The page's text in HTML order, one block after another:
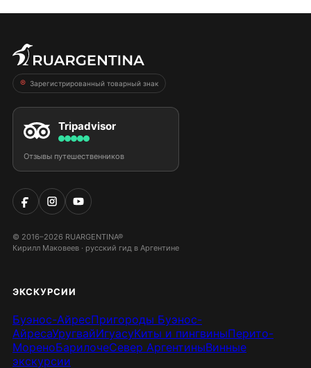
Зарегистрированный товарный знак
Tripadvisor
Отзывы путешественников
© 2016–2026 RUARGENTINA®
Кирилл Маковеев · русский гид в Аргентине
ЭКСКУРСИИ
Буэнос-АйресПригороды Буэнос-
АйресаУругвайИгуасуКиты и пингвиныПерито-
МореноБарилочеСевер АргентиныВинные
экскурсии